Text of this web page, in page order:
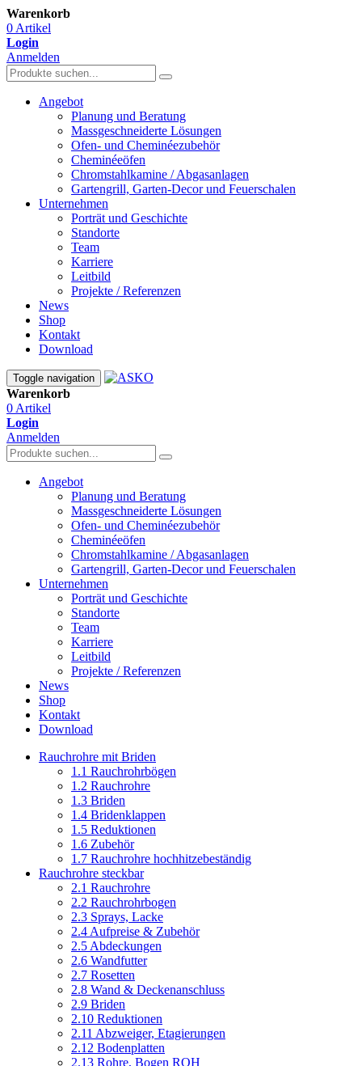
Warenkorb
0 Artikel
Login
Anmelden
Angebot
Planung und Beratung
Massgeschneiderte Lösungen
Ofen- und Cheminéezubehör
Cheminéeöfen
Chromstahlkamine / Abgasanlagen
Gartengrill, Garten-Decor und Feuerschalen
Unternehmen
Porträt und Geschichte
Standorte
Team
Karriere
Leitbild
Projekte / Referenzen
News
Shop
Kontakt
Download
Toggle navigation
Warenkorb
0 Artikel
Login
Anmelden
Angebot
Planung und Beratung
Massgeschneiderte Lösungen
Ofen- und Cheminéezubehör
Cheminéeöfen
Chromstahlkamine / Abgasanlagen
Gartengrill, Garten-Decor und Feuerschalen
Unternehmen
Porträt und Geschichte
Standorte
Team
Karriere
Leitbild
Projekte / Referenzen
News
Shop
Kontakt
Download
Rauchrohre mit Briden
1.1 Rauchrohrbögen
1.2 Rauchrohre
1.3 Briden
1.4 Bridenklappen
1.5 Reduktionen
1.6 Zubehör
1.7 Rauchrohre hochhitzebeständig
Rauchrohre steckbar
2.1 Rauchrohre
2.2 Rauchrohrbogen
2.3 Sprays, Lacke
2.4 Aufpreise & Zubehör
2.5 Abdeckungen
2.6 Wandfutter
2.7 Rosetten
2.8 Wand & Deckenanschluss
2.9 Briden
2.10 Reduktionen
2.11 Abzweiger, Etagierungen
2.12 Bodenplatten
2.13 Rohre, Bogen ROH